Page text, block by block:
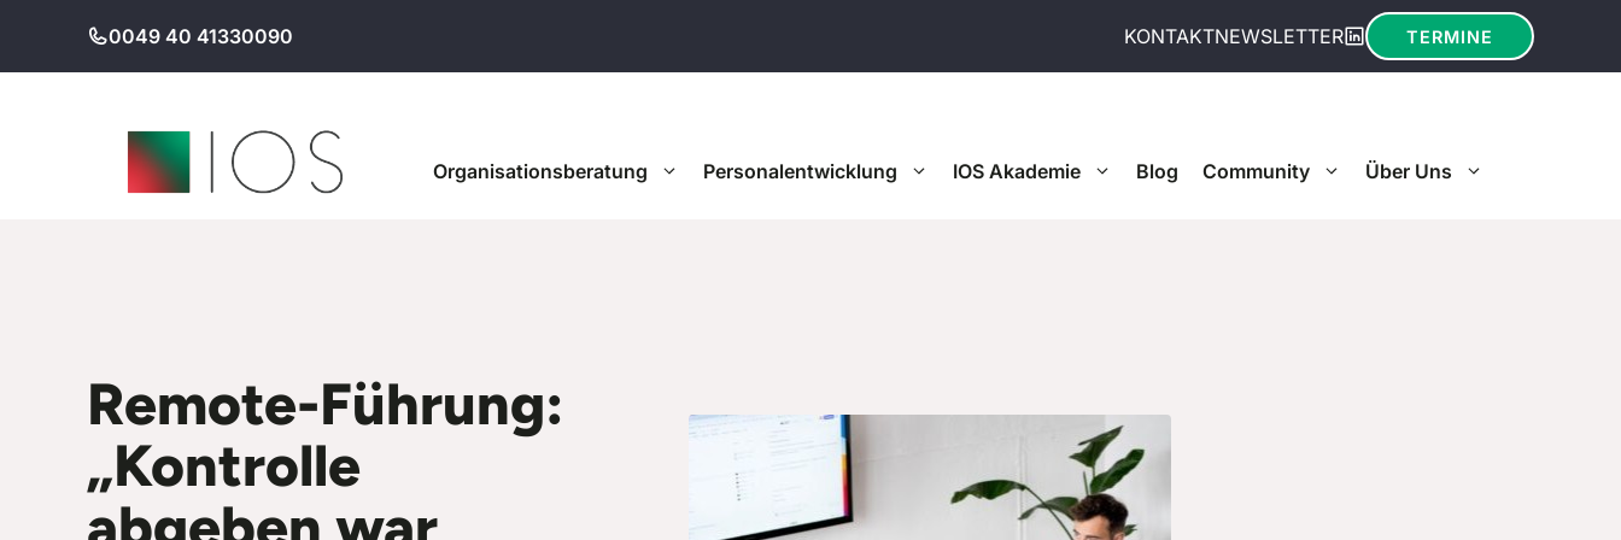
springen
0049 40 41330090 KONTAKTNEWSLETTER TERMINE
Organisationsberatung Personalentwicklung IOS Akademie Blog Community Über Uns
Remote-Führung:
„Kontrolle